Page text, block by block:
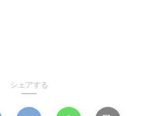
シェアする